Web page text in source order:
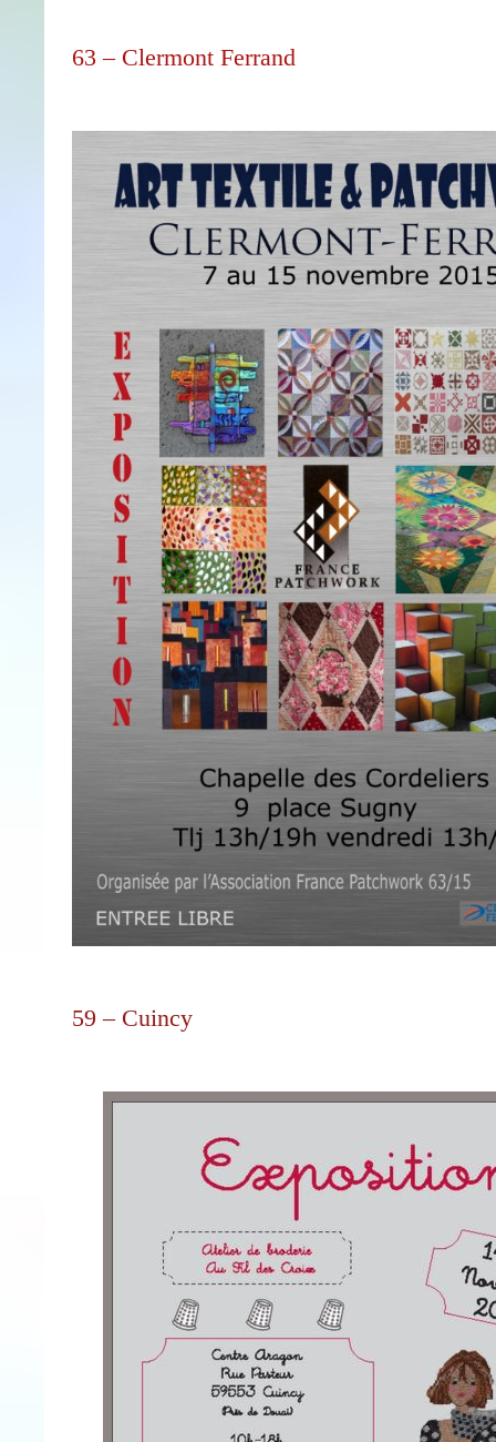
63 – Clermont Ferrand
59 – Cuincy